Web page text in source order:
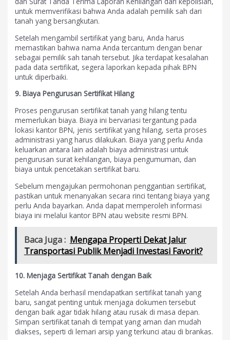
untuk memverifikasi bahwa Anda adalah pemilik sah dari
tanah yang bersangkutan.
Setelah mengambil sertifikat yang baru, Anda harus
memastikan bahwa nama Anda tercantum dengan benar
sebagai pemilik sah tanah tersebut. Jika terdapat kesalahan
pada data sertifikat, segera laporkan kepada pihak BPN
untuk diperbaiki.
9. Biaya Pengurusan Sertifikat Hilang
Proses pengurusan sertifikat tanah yang hilang tentu
memerlukan biaya. Biaya ini bervariasi tergantung pada
lokasi kantor BPN, jenis sertifikat yang hilang, serta proses
administrasi yang harus dilakukan. Biaya yang perlu Anda
keluarkan antara lain adalah biaya administrasi untuk
pengurusan surat kehilangan, biaya pengumuman, dan
biaya untuk pencetakan sertifikat baru.
Sebelum mengajukan permohonan penggantian sertifikat,
pastikan untuk menanyakan secara rinci tentang biaya yang
perlu Anda bayarkan. Anda dapat memperoleh informasi
biaya ini melalui kantor BPN atau website resmi BPN.
Baca Juga : Mengapa Properti Dekat Jalur
Transportasi Publik Menjadi Investasi Favorit?
10. Menjaga Sertifikat Tanah dengan Baik
Setelah Anda berhasil mendapatkan sertifikat tanah yang
baru, sangat penting untuk menjaga dokumen tersebut
dengan baik agar tidak hilang atau rusak di masa depan.
Simpan sertifikat tanah di tempat yang aman dan mudah
diakses, seperti di lemari arsip yang terkunci atau di brankas.